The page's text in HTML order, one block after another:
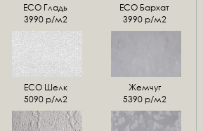
ЕСО Гладь
3990 р/м2
ECO Бархат
3990 р/м2
ЕСО Шелк
5090 р/м2
Жемчуг
5390 р/м2